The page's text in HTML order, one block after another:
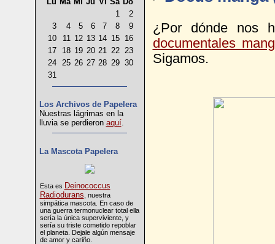
1
2
3
4 5 6 7 8
9
10
11 12 13 14 15
16
17
18 19 20 21 22 23
24
25 26 27 28 29 30
31
Los Archivos de Papelera
Nuestras lágrimas en la
lluvia se perdieron aquí.
La Mascota Papelera
Esta es Deinococcus
Radiodurans , nuestra
simpática mascota. En caso de
una guerra termonuclear total ella
sería la única superviviente, y
sería su triste cometido repoblar
el planeta. Dejale algún mensaje
de amor y cariño.
¿Por dónde nos
documentales
Sigamos.